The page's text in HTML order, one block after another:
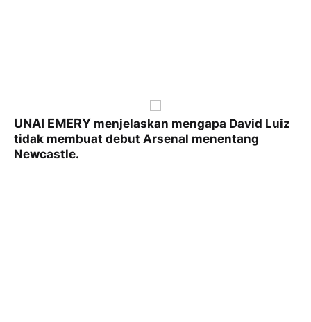
UNAI EMERY menjelaskan mengapa David Luiz
tidak membuat debut Arsenal menentang
Newcastle.